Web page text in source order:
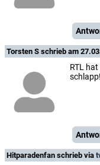
Torsten S schrieb am
RTL
schlapp!
Hitparadenfan schrieb via